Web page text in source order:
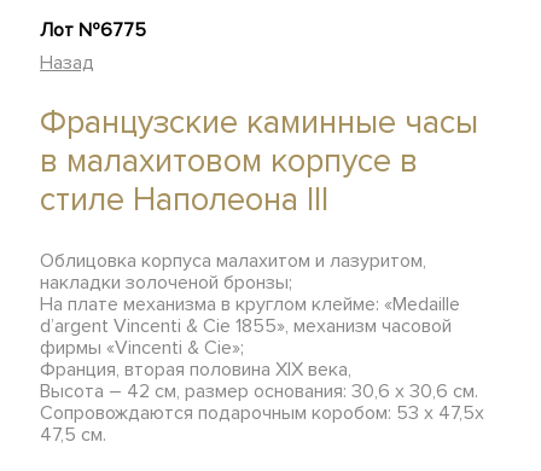
Лот №6775
Назад
Французские каминные часы
в малахитовом корпусе в
стиле Наполеона III
Облицовка корпуса малахитом и лазуритом,
накладки золоченой бронзы;
На плате механизма в круглом клейме: «Medaille
d’argent Vincenti & Cie 1855», механизм часовой
фирмы «Vincenti & Cie»;
Франция, вторая половина XIX века,
Высота – 42 см, размер основания: 30,6 х 30,6 см.
Сопровождаются подарочным коробом: 53 х 47,5х
47,5 см.